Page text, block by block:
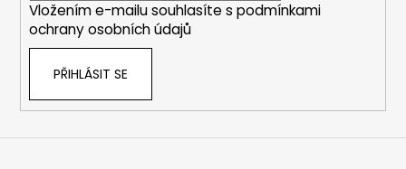
Vložením e-mailu souhlasíte s podmínkami
ochrany osobních údajů
PŘIHLÁSIT SE